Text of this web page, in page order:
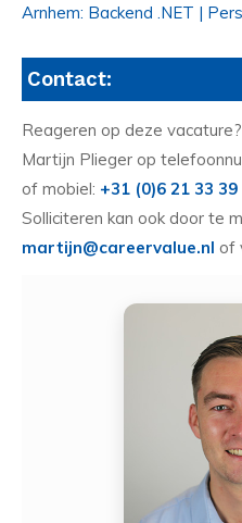
Arnhem: Backend .NET |
Contact:
Reageren op deze
Martijn Plieger op
of mobiel: +31 (0)6 21 33 39
Solliciteren kan ook door te
martijn@careervalue.nl of